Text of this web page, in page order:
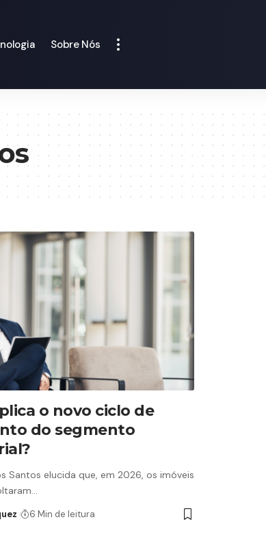
Sobre Nós
o novo ciclo de
do segmento
Santos elucida que, em 2026, os imóveis
6 Min de leitura